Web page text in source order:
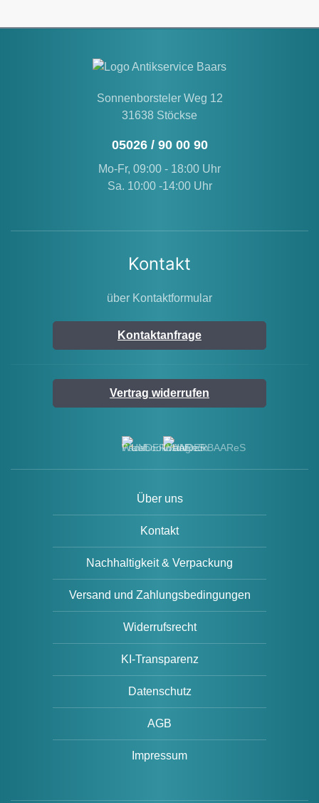
Sonnenborsteler Weg 12
31638 Stöckse
05026 / 90 00 90
Mo-Fr, 09:00 - 18:00 Uhr
Sa. 10:00 -14:00 Uhr
Kontakt
über Kontaktformular
Kontaktanfrage
Vertrag widerrufen
Über uns
Kontakt
Nachhaltigkeit & Verpackung
Versand und Zahlungsbedingungen
Widerrufsrecht
KI-Transparenz
Datenschutz
AGB
Impressum